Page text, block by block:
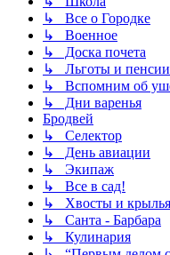
↳ Все о Городке
↳ Военное
↳ Доска почета
↳ Льготы и пенсии
↳ Вспомним об
↳ Дни варенья
Бродвей
↳ Селектор
↳ День авиации
↳ Экипаж
↳ Все в сад!
↳ Хвосты и крылья
↳ Санта - Барбара
↳ Кулинария